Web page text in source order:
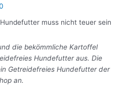
die bekömmliche Kartoffel
Hundefutter aus. Die
Getreidefreies Hundefutter der
an.